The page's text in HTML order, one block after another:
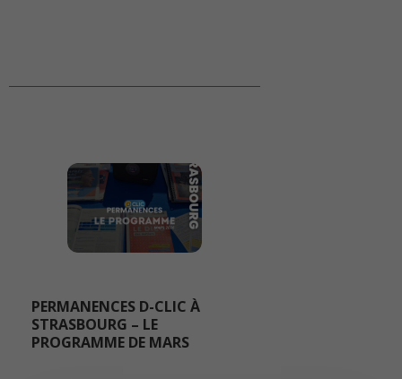
PERMANENCES D-CLIC À
STRASBOURG – LE
PROGRAMME DE MARS